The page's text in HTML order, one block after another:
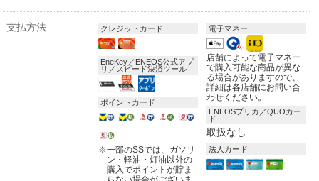
支払方法 クレジットカード
EneKey／ENEOS公式アプ
リ／スピード決済ツール
ポイントカード
※一部のSSでは、ガソリ
ン・軽油・灯油以外の
購入でポイントが貯ま
電子マネー
店舗によって電子マネー
で購入可能な商品が異な
る場合がありますので、
詳細は各店舗にお問い合
わせください。
ENEOSプリカ／QUOカー
ド
取扱なし
法人カード